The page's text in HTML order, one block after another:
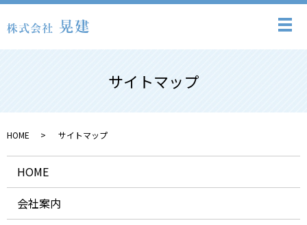
メ
サイトマップ
HOME サイトマップ
HOME
会社案内